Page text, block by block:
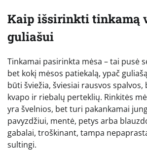
Kaip išsirinkti tinkamą
guliašui
Tinkamai pasirinkta mėsa – tai pusė
bet kokį mėsos patiekalą, ypač
būti šviežia, šviesiai rausvos spalvos,
kvapo ir riebalų perteklių. Rinkitės
yra švelnios, bet turi pakankamai
pavyzdžiui, mentė, petys arba
gabalai, troškinant, tampa
sultingi.